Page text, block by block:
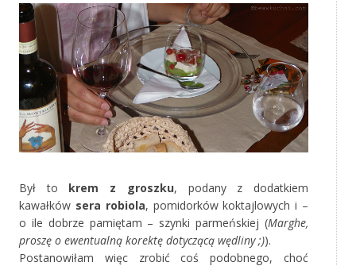
Był to krem z groszku, podany z dodatkiem
kawałków sera robiola, pomidorków koktajlowych i –
o ile dobrze pamiętam – szynki parmeńskiej (Marghe,
proszę o ewentualną korektę dotyczącą wędliny ;)).
Postanowiłam więc zrobić coś podobnego, choć